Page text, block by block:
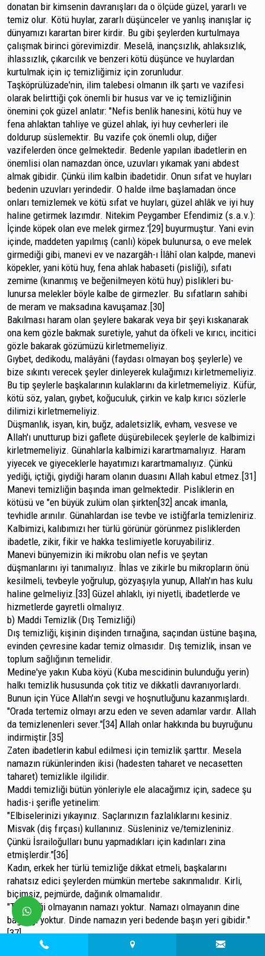
donatan bir kimsenin davranışları da o ölçüde güzel, yararlı ve
temiz olur. Kötü huylar, zararlı düşünceler ve yanlış inanışlar iç
dünyamızı karartan birer kirdir. Bu gibi şeylerden kurtulmaya
çalışmak birinci görevimizdir. Meselâ, inançsızlık, ahlaksızlık,
ihlassızlık, çıkarcılık ve benzeri kötü düşünce ve huylardan
kurtulmak için iç temizliğimiz için zorunludur.
Taşköprülüzade'nin, ilim talebesi olmanın ilk şartı ve vazifesi
olarak belirttiği çok önemli bir husus var ve iç temiz­liğinin
önemini çok güzel anlatır: "Nefis benlik hanesini, kö­tü huy ve
fena ahlaktan tahliye ve güzel ahlak, iyi huy cev­herleri ile
doldurup süslemektir. Bu vazife çok önemli olup, diğer
vazifelerden önce gelmektedir. Bedenle yapılan iba­detlerin en
önemlisi olan namazdan önce, uzuvları yıkamak yani abdest
almak gibidir. Çünkü ilim kalbin ibadetidir. Onun sıfat ve huyları
bedenin uzuvları yerindedir. O halde ilme başlamadan önce
onları temizlemek ve kötü sıfat ve huyları, güzel ahlâk ve iyi huy
haline getirmek lazımdır. Ni­tekim Peygamber Efendimiz (s.a.v.):
İçinde köpek olan eve melek girmez.'[29] buyurmuştur. Yani evin
içinde, maddeten yapılmış (canlı) köpek bulunursa, o eve melek
girmediği gi­bi, manevi ev ve nazargâh-ı İlâhî olan kalpde, manevi
kö­pekler, yani kötü huy, fena ahlak habaseti (pisliği), sıfatı
zemime (kınanmış ve beğenilmeyen kötü huy) pislikleri bu­
lunursa melekler böyle kalbe de girmezler. Bu sıfatların sahi­bi
de meram ve maksadına kavuşamaz.[30]
Bakılması haram olan şeylere bakarak veya bir şeyi kıskanarak
ona kem gözle bakmak suretiyle, yahut da öfkeli ve kırıcı, incitici
gözle bakarak gözümüzü kirletmemeliyiz.
Gıybet, dedikodu, malâyâni (faydası olmayan boş şeylerle) ve
bize sıkıntı verecek şeyler dinleyerek kulağımızı kirletmemeliyiz.
Bu tip şeylerle başkalarının kulaklarını da kirletmemeliyiz. Küfür,
kötü söz, yalan, gıybet, koğuculuk, çirkin ve kalp kırıcı sözlerle
dilimizi kirletmemeliyiz.
Düşmanlık, isyan, kin, buğz, adaletsizlik, evham, vesvese ve
Allah'ı unutturup bizi gaflete düşürebilecek şey­lerle de kalbimizi
kirletmemeliyiz. Günahlarla kalbimizi karartmamalıyız. Haram
yiyecek ve giyeceklerle hayatımızı karartmamalıyız. Çünkü
yediği, içtiği, giydiği haram olanın duasını Allah kabul etmez.[31]
Manevi temizliğin başında iman gelmektedir. Pislik­lerin en
kötüsü ve "en büyük zulüm olan şirkten[32] ancak imanla,
tevhidle arınılır. Günahlardan ise tevbe ve istiğfarla temizleniriz.
Kalbimizi, kalıbımızı her türlü görünür görünmez pisliklerden
ibadetle, zikir, fikir ve hakka teslimi­yetle koruyabiliriz.
Manevi bünyemizin iki mikrobu olan nefis ve şeytan
düşmanlarını iyi tanımalıyız. İhlas ve zikirle bu mikropların önü
kesilmeli, tevbeyle yoğrulup, gözyaşıyla yunup, Allah'ın has kulu
haline gelmeliyiz.[33] Güzel ahlaklı, iyi niyetli, ibadet­lerde ve
hizmetlerde gayretli olmalıyız.
b) Maddi Temizlik (Dış Temizliği)
Dış temizliği, kişinin dişinden tırnağına, saçından üs­tüne başına,
evinden çevresine kadar temiz olmasıdır. Dış temizlik, insan ve
toplum sağlığının temelidir.
Medine'ye yakın Kuba köyü (Kuba mescidinin bu­lunduğu yerin)
halkı temizlik hususunda çok titiz ve dikkatli davranıyorlardı.
Bunun için Yüce Allah'ın sevgi ve hoşnutluğunu kazanmışlardı.
"Orada tertemiz olmayı arzu eden ve seven adamlar vardır. Allah
da temizlenenleri sever."[34] Allah onlar hakkında bu buyruğunu
indirmiştir.[35]
Zaten ibadetlerin kabul edilmesi için temizlik şarttır. Mesela
namazın rükünlerinden ikisi (hadesten taharet ve necasetten
taharet) temizlikle ilgilidir.
Maddi temizliği bütün yönleriyle ele alacağımız için, sadece şu
hadis-i şerifle yetinelim:
"Elbiselerinizi yıkayınız. Saçlarınızın fazlalıklarını ke­siniz.
Misvak (diş fırçası) kullanınız. Süsleniniz ve/temizleni­niz.
Çünkü İsrailoğulları bunu yapmadıkları için kadınları zi­na
etmişlerdir."[36]
Kadın, erkek her türlü temizliğe dikkat etmeli, başka­larını
rahatsız edici şeylerden mümkün mertebe sakınmalı­dır. Kirli,
biçimsiz, pejmürde, dağınık olmamalıdır.
"Temizliği olmayanın namazı yoktur. Namazı olma­yanın dine
bağlılığı yoktur. Dinde namazın yeri bedende başın yeri gibidir."
[37]